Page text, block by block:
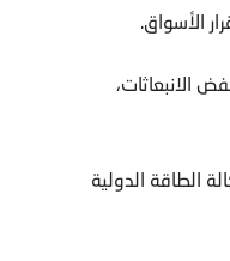
الأسواق.
الانبعاثات،
الطاقة الدولية